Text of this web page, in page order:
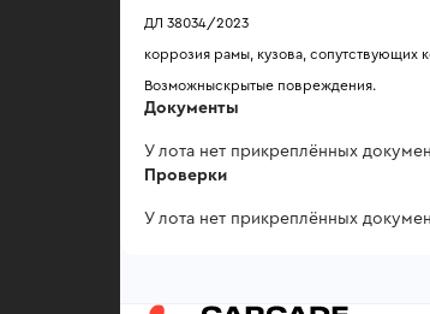
ДЛ 38034/2023
коррозия рамы, кузова, сопутствующих
Возможныскрытые повреждения.
Документы
У лота нет прикреплённых
Проверки
У лота нет прикреплённых